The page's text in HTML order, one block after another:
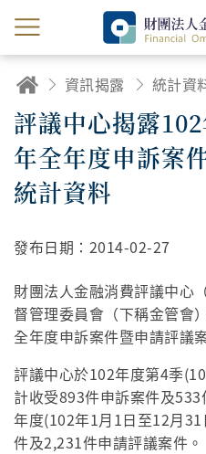
資訊揭露 統計資
評議中心揭露
年全年度申訴案
統計資料
發布日期： 2014-02-27
財團法人金融消費評議中心
督管理委員會（下稱金管會
全年度申訴案件暨申請評議
評議中心於102年度第4季
計收受893件申訴案件及
年度(102年1月1日至12月
件及2,231件申請評議案件。